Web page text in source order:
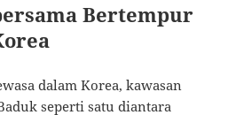
Bertempur
dalam Korea, kawasan
seperti satu diantara